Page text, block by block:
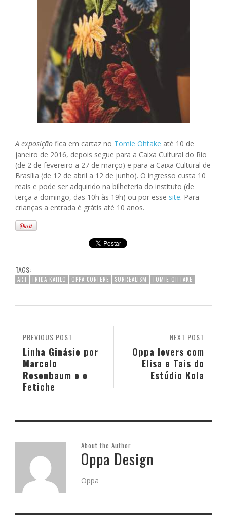
A exposição fica em cartaz no Tomie Ohtake até 10 de
janeiro de 2016, depois segue para a Caixa Cultural do Rio
(de 2 de fevereiro a 27 de março) e para a Caixa Cultural de
Brasília (de 12 de abril a 12 de junho). O ingresso custa 10
reais e pode ser adquirido na bilheteria do instituto (de
terça a domingo, das 10h às 19h) ou por esse site. Para
crianças a entrada é grátis até 10 anos.
TAGS:
ART FRIDA KAHLO OPPA CONFERE SURREALISM TOMIE OHTAKE
NEXT POST
Oppa lovers com
Elisa e Tais do
Estúdio Kola
PREVIOUS POST
Linha Ginásio por
Marcelo
Rosenbaum e o
Fetiche
About the Author
Oppa Design
Oppa